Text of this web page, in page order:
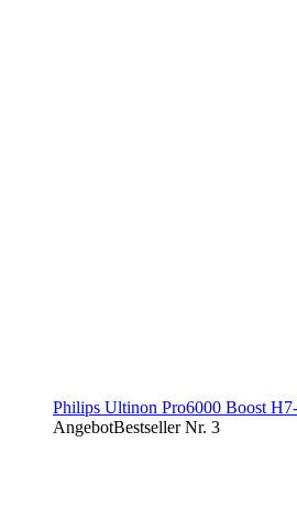
Philips Ultinon Pro6000 Boost
AngebotBestseller Nr. 3